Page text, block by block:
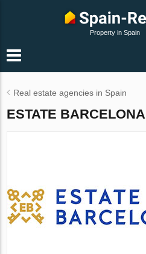
Property in Spain
Real estate agencies in Spain
ESTATE BARCELONA